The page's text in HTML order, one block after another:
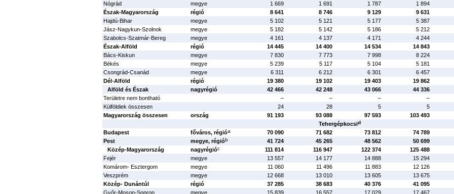
Nógrád
megye 1 669 1 691 1 787 1 894
Észak-Magyarország
régió 8 641 8 746 9 129 9 631
Hajdú-Bihar
megye 5 102 5 121 5 177 5 387
Jász-Nagykun-Szolnok
megye 5 182 5 142 5 186 5 212
Szabolcs-Szatmár-Bereg
megye 4 161 4 137 4 171 4 244
Észak-Alföld
régió 14 445 14 400 14 534 14 843
Bács-Kiskun
megye 7 830 7 773 7 998 8 224
Békés
megye 5 239 5 117 5 104 5 181
Csongrád-Csanád
megye 6 311 6 212 6 301 6 457
Dél-Alföld
régió 19 380 19 102 19 403 19 862
Alföld és Észak
nagyrégió 42 466 42 248 43 066 44 336
Területre nem bontható
– – – –
Külföldiek összesen
24 28 5 5
Magyarország összesen
ország 91 193 93 088 97 593 103 493
Tehergépkocsid
Budapest főváros, régióa 70 090 71 682 73 812 74 789
Pest
megye, régiób 41 724 45 265 48 562 50 699
Közép-Magyarország
nagyrégióc 111 814 116 947 122 374 125 488
Fejér
megye 13 557 14 177 14 888 15 294
Komárom- Esztergom
megye 11 060 11 496 11 883 12 126
Veszprém
megye 12 668 13 010 13 605 13 675
Közép- Dunántúl
régió 37 285 38 683 40 376 41 095
Győr-Moson-Sopron
megye 15 839 16 557 17 029 17 467